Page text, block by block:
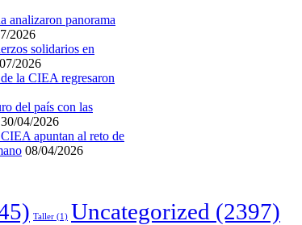
analizaron panorama
2026
solidarios en
2026
la CIEA regresaron
del país con las
30/04/2026
apuntan al reto de
08/04/2026
Taller (1) Uncategorized (2397)